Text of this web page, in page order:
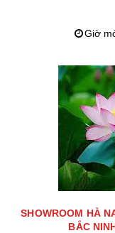
Giờ
SHOWROOM HÀ
BẮC